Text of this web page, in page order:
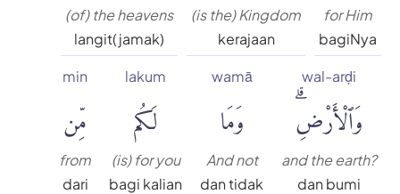
for Him
bagiNya
(is the) Kingdom
kerajaan
(of) the heavens
langit(jamak)
wal-arḍi
وَٱلْأَرْضِۗ
and the earth?
dan bumi
wamā
وَمَا
And not
dan tidak
lakum
لَكُم
(is) for you
bagi kalian
min
مِّن
from
dari